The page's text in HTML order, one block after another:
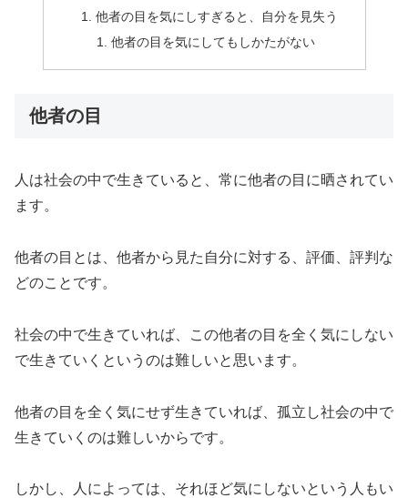
他者の目を気にしすぎると、自分を見失う
他者の目を気にしてもしかたがない
他者の目
人は社会の中で生きていると、常に他者の目に晒されてい
ます。
他者の目とは、他者から見た自分に対する、評価、評判な
どのことです。
社会の中で生きていれば、この他者の目を全く気にしない
で生きていくというのは難しいと思います。
他者の目を全く気にせず生きていれば、孤立し社会の中で
生きていくのは難しいからです。
しかし、人によっては、それほど気にしないという人もい